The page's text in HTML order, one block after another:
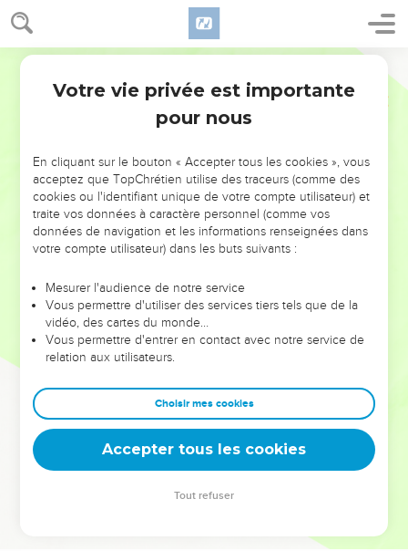
NE MANQUEZ PAS L’ÉVÉNEMENT
DE L’ANNÉE !
ET SI LEURS ERREURS POUVAIENT VOUS ÉVITER LES
VOTRES ?
leur foi ou leur vision. Mais on voit moins les doutes, les erreurs
et les saisons difficiles qu'ils ont traversés, alors même que ce
sont elles qui les ont façonnés.
Dans cette conférence, leaders, entrepreneurs, et responsables
clés pour avancer avec plus de sagesse afin que leurs erreurs
deviennent vos tremplins. Que vous guidiez un ministère, une
équipe, un groupe ou une famille, leur expérience est faite
Votre vie privée est importante
pour nous
En cliquant sur le bouton « Accepter tous les cookies », vous
acceptez que TopChrétien utilise des traceurs (comme des
cookies ou l'identifiant unique de votre compte utilisateur) et
traite vos données à caractère personnel (comme vos
données de navigation et les informations renseignées dans
votre compte utilisateur) dans les buts suivants :
Mesurer l'audience de notre service
Vous permettre d'utiliser des services tiers tels que de la
vidéo, des cartes du monde…
Vous permettre d'entrer en contact avec notre service de
relation aux utilisateurs.
Choisir mes cookies
Accepter tous les cookies
Tout refuser